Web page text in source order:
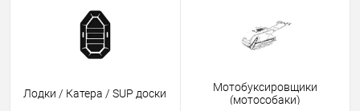
Лодки / Катера / SUP доски
Мотобуксировщики
(мотособаки)